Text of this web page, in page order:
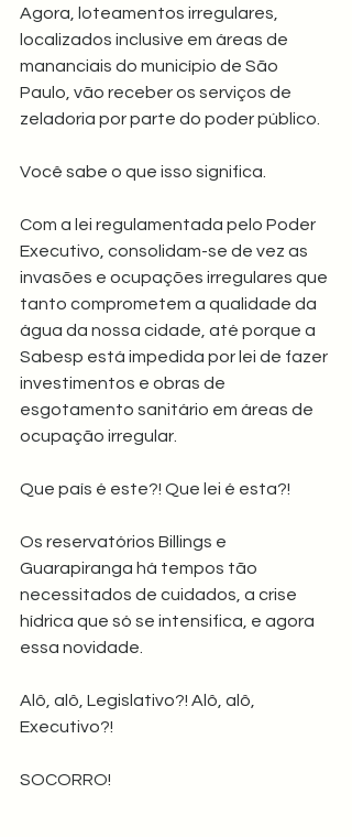
Agora, loteamentos irregulares,
localizados inclusive em áreas de
mananciais do município de São
Paulo, vão receber os serviços de
zeladoria por parte do poder público.
Você sabe o que isso significa.
Com a lei regulamentada pelo Poder
Executivo, consolidam-se de vez as
invasões e ocupações irregulares que
tanto comprometem a qualidade da
água da nossa cidade, até porque a
Sabesp está impedida por lei de fazer
investimentos e obras de
esgotamento sanitário em áreas de
ocupação irregular.
Que país é este?! Que lei é esta?!
Os reservatórios Billings e
Guarapiranga há tempos tão
necessitados de cuidados, a crise
hídrica que só se intensifica, e agora
essa novidade.
Alô, alô, Legislativo?! Alô, alô,
Executivo?!
SOCORRO!